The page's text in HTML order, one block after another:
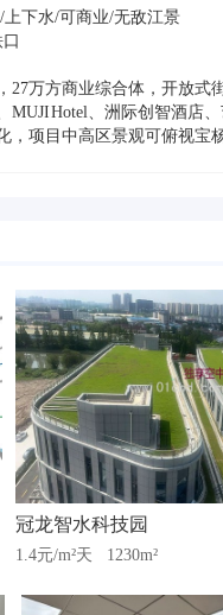
下水/可商业/无敌江景
27万方商业综合体，开放
Hotel、洲际创智酒店
项目中高区景观可俯视宝
冠龙智水科技园
1.4元/m²天 1230m²